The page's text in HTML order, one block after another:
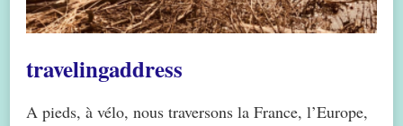
travelingaddress
A pieds, à vélo, nous traversons la France, l’Europe,